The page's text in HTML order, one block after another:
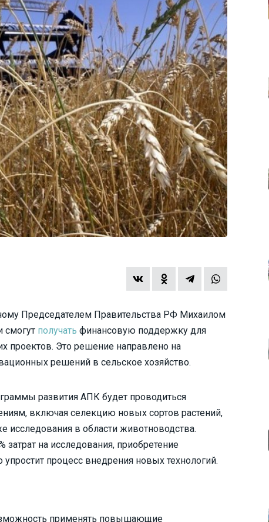
Председателем Правительства РФ Михаилом
смогут получать финансовую поддержку для
проектов. Это решение направлено на
решений в сельское хозяйство.
развития АПК будет проводиться
включая селекцию новых сортов растений,
исследования в области животноводства.
на исследования, приобретение
процесс внедрения новых технологий.
применять повышающие